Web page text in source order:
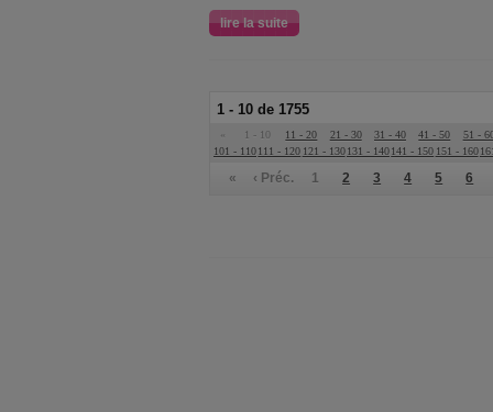
lire la suite
1 - 10 de 1755
« 1 - 10 11 - 20 21 - 30 31 - 40 41 - 50
51 -
101 - 110111 - 120 121 - 130 131 - 140141 - 150 151 - 160
« ‹ Préc. 1 2 3 4 5 6